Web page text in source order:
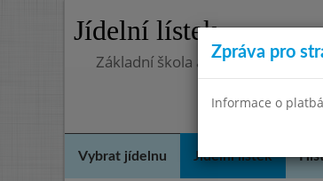
Jídelní lístek
Základní škola a mateřská škola
Vybrat jídelnu Jídelní lístek
Zpráva pro
Informace o